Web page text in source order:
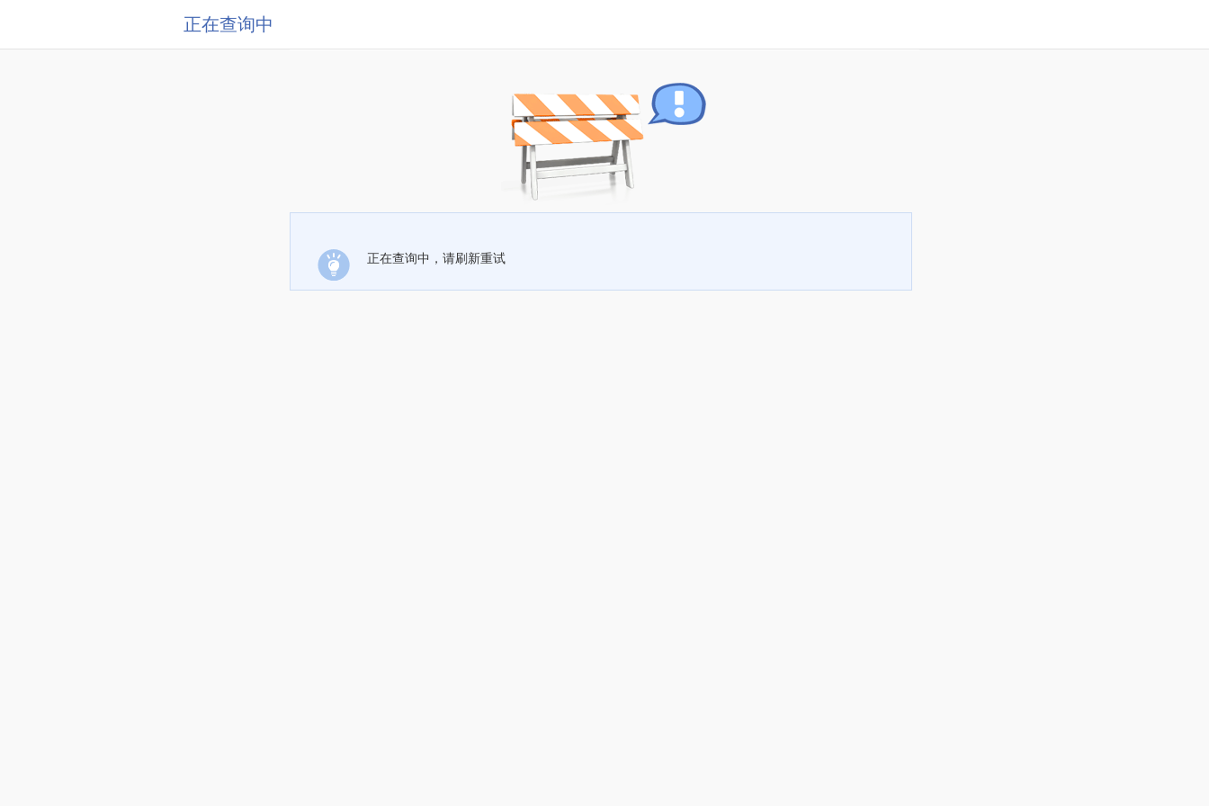
正在查询中
正在查询中，请刷新重试